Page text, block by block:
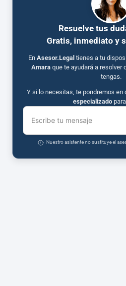
Resuelve tus
Gratis, inmediato y
En Asesor.Legal tienes a tu
Amaraque te ayudará a resolver
tengas.
Y si lo necesitas, te pondremos en
especializado
Escribe tu mensaje
Nuestro asistente no sustituye el